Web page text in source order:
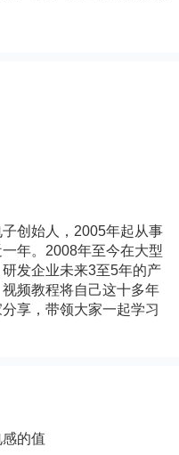
创始人，2005年起从事
年。2008年至今在大型
发企业未来3至5年的产
频教程将自己这十多年
享，带领大家一起学习
的值